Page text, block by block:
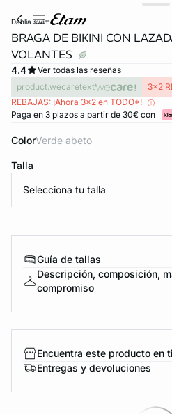
dahlia swim
BRAGA DE BIKINI CON
VOLANTES
4.4
Ver todas las reseñas
product.wecaretext
3x2
REBAJAS: ¡Ahora 3x2 en TODO*!
Paga en 3 plazos a partir de 30€ con
Color verde abeto
Talla
Selecciona tu talla
Guía de tallas
Descripción, composición,
compromiso
Encuentra este producto en
Entregas y devoluciones